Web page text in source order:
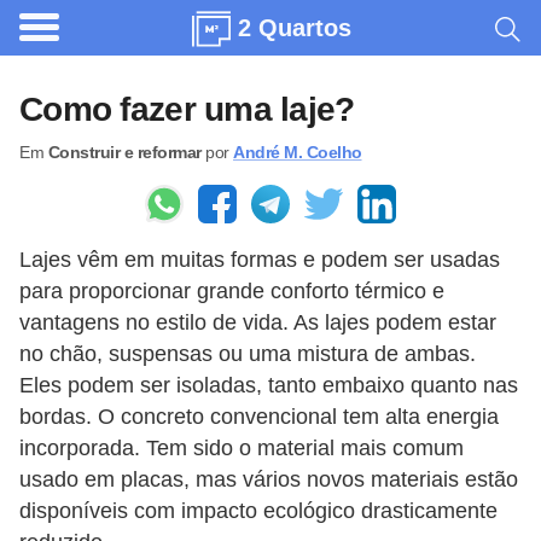
2 Quartos
Como fazer uma laje?
Em Construir e reformarpor André M. Coelho
Lajes vêm em muitas formas e podem ser usadas
para proporcionar grande conforto térmico e
vantagens no estilo de vida. As lajes podem estar
no chão, suspensas ou uma mistura de ambas.
Eles podem ser isoladas, tanto embaixo quanto nas
bordas. O concreto convencional tem alta energia
incorporada. Tem sido o material mais comum
usado em placas, mas vários novos materiais estão
disponíveis com impacto ecológico drasticamente
A
q
u
e
t
r
a
C
m